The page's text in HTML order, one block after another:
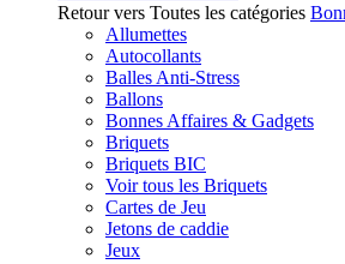
Retour vers Toutes les catégories
Allumettes
Autocollants
Balles Anti-Stress
Ballons
Bonnes Affaires & Gadgets
Briquets
Briquets BIC
Voir tous les Briquets
Cartes de Jeu
Jetons de caddie
Jeux